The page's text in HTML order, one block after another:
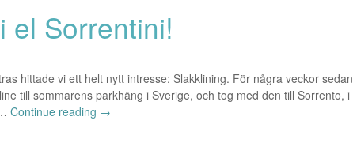
el Sorrentini!
hittade vi ett helt nytt intresse: Slakklining. För några veckor sedan
till sommarens parkhäng i Sverige, och tog med den till Sorrento, i
Continue reading →